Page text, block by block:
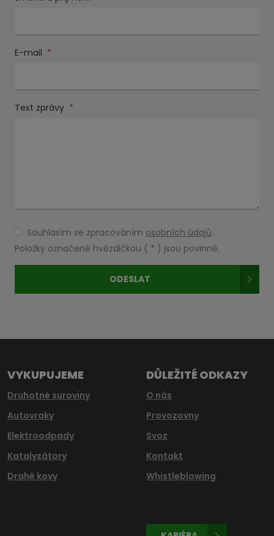
E-mail *
Text zprávy *
Souhlasím
se
zpracováním
osobních
Souhlasím se zpracováním osobních údajů.
Položky označené hvězdičkou ( * ) jsou povinné.
ODESLAT
nepodařilo
VYKUPUJEME
Druhotné suroviny
Autovraky
Elektroodpady
Katalyzátory
Drahé kovy
DŮLEŽITÉ ODKAZY
O nás
Provozovny
Svoz
Kontakt
Whistleblowing